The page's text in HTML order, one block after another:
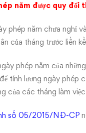
năm được quy đổi
phép năm chưa nghỉ
của tháng trước liền
phép năm của
tính lương ngày phép
của các tháng làm
số 05/2015/NĐ-CP